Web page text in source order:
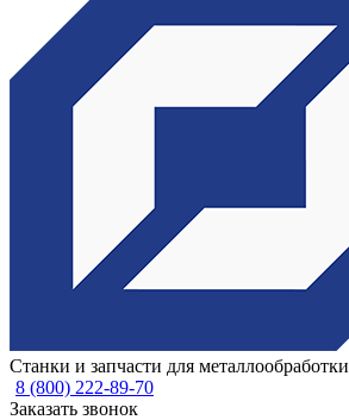
Станки и запчасти для металлообработки
8 (800) 222-89-70
Заказать звонок